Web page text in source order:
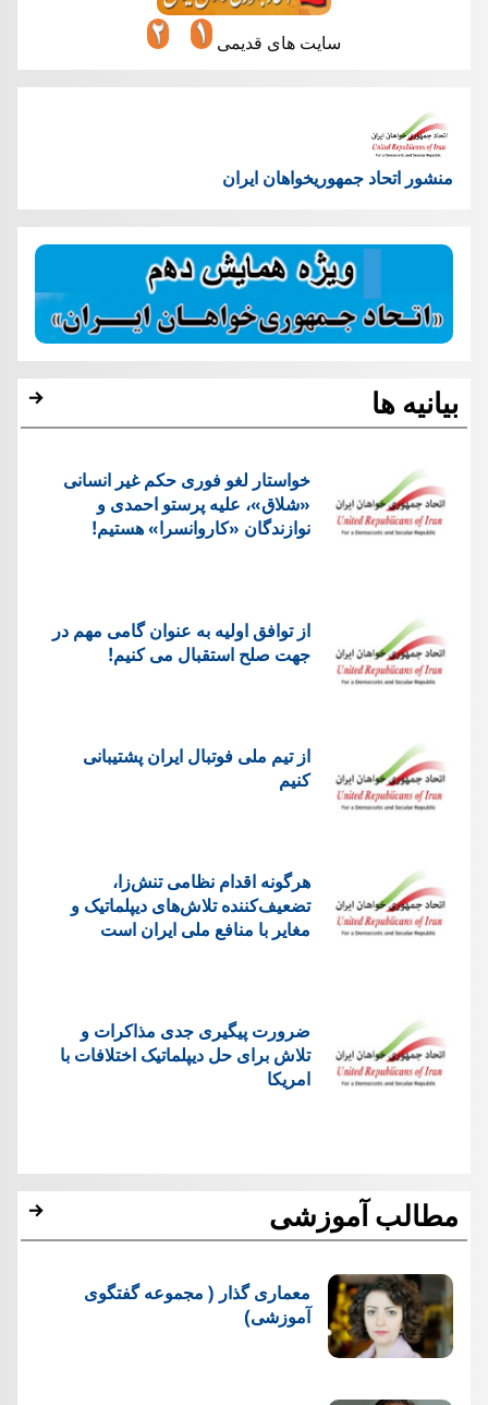
سایت های قدیمی
منشور اتحاد جمهوریخواهان ایران
بیانیه ها
خواستار لغو فوری حکم غیر انسانی
«شلاق»، علیه پرستو احمدی و
نوازندگان «کاروانسرا» هستیم!
از توافق اولیه به عنوان گامی مهم در
جهت صلح استقبال می کنیم!
از تیم ملی فوتبال ایران پشتیبانی
کنیم
هرگونه اقدام نظامی تنش‌زا،
تضعیف‌کننده تلاش‌های دیپلماتیک و
مغایر با منافع ملی ایران است
ضرورت پیگیری جدی مذاکرات و
تلاش برای حل دیپلماتیک اختلافات با
امریکا
مطالب آموزشی
معماری گذار ( مجموعه گفتگوی
آموزشی)